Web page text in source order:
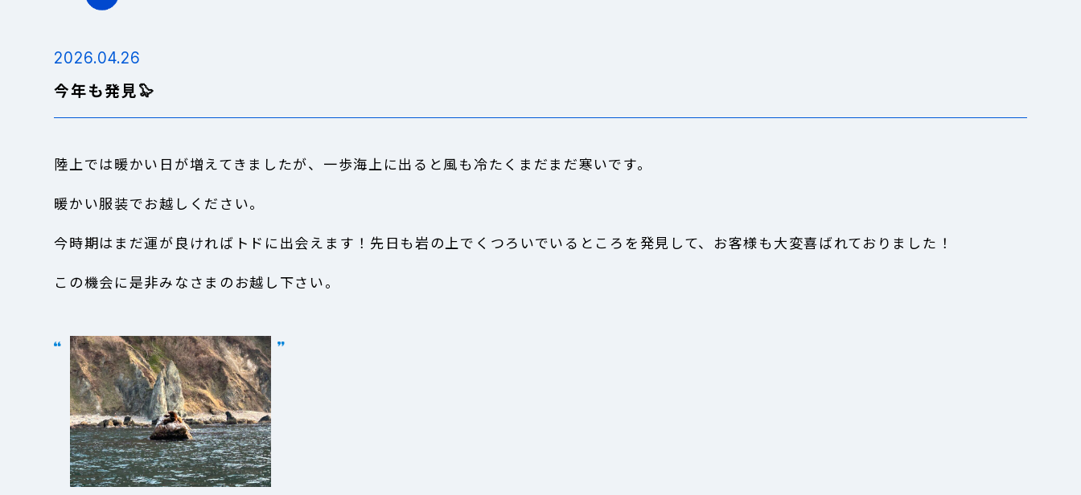
2026.04.26
今年も発見🦭
陸上では暖かい日が増えてきましたが、一歩海上に出ると風も冷たくまだまだ寒いです。
暖かい服装でお越しください。
今時期はまだ運が良ければトドに出会えます！先日も岩の上でくつろいでいるところを発見して、お客様も大変喜ばれておりました！
この機会に是非みなさまのお越し下さい。